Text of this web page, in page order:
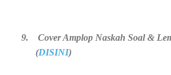
9. Cover Amplop Naskah Soal &
(DISINI)